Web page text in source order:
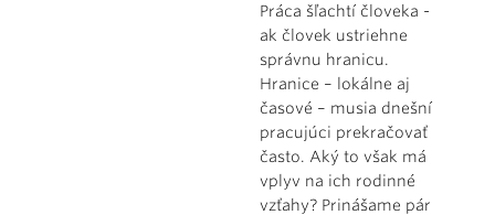
Práca šľachtí človeka -
ak človek ustriehne
správnu hranicu.
Hranice – lokálne aj
časové – musia dnešní
pracujúci prekračovať
často. Aký to však má
vplyv na ich rodinné
vzťahy? Prinášame pár